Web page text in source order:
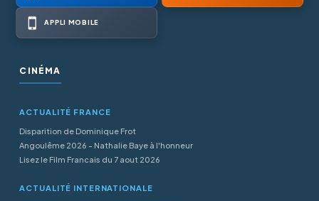
APPLI MOBILE
CINÉMA
ACTUALITÉ FRANCE
Disparition de Dominique Frot
Angoulême 2026 - Nathalie Baye à l'honneur
Lisez le Film Francais du 7 aout 2026
ACTUALITÉ INTERNATIONALE